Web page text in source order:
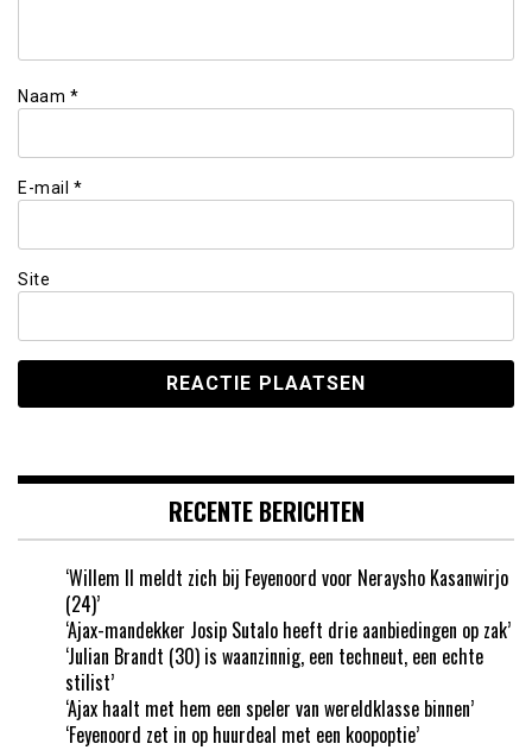
Naam *
E-mail *
Site
RECENTE BERICHTEN
‘Willem II meldt zich bij Feyenoord voor Neraysho Kasanwirjo
(24)’
‘Ajax-mandekker Josip Sutalo heeft drie aanbiedingen op zak’
‘Julian Brandt (30) is waanzinnig, een techneut, een echte
stilist’
‘Ajax haalt met hem een speler van wereldklasse binnen’
‘Feyenoord zet in op huurdeal met een koopoptie’